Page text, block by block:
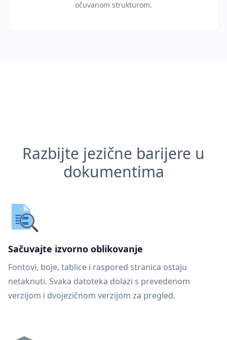
očuvanom strukturom.
Razbijte jezične barijere u
dokumentima
Sačuvajte izvorno oblikovanje
Fontovi, boje, tablice i raspored stranica ostaju
netaknuti. Svaka datoteka dolazi s prevedenom
verzijom i dvojezičnom verzijom za pregled.